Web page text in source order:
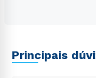
Principais